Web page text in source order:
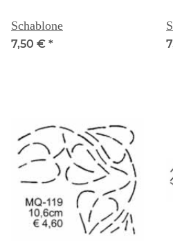
Schablone
7,50 € *